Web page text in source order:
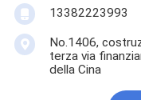
13382223993
No.1406,
terza via
della Cina